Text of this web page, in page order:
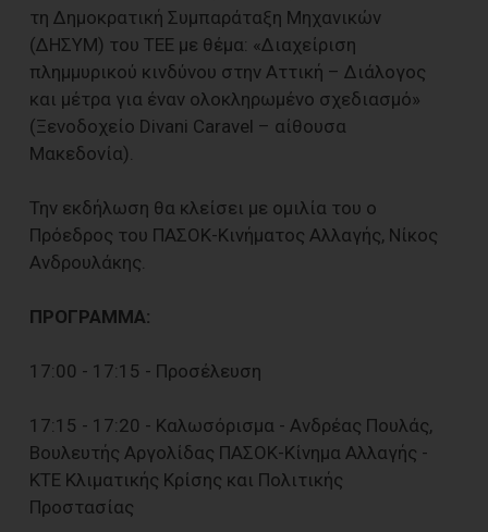
τη Δημοκρατική Συμπαράταξη Μηχανικών
(ΔΗΣΥΜ) του ΤΕΕ με θέμα: «Διαχείριση
πλημμυρικού κινδύνου στην Αττική – Διάλογος
και μέτρα για έναν ολοκληρωμένο σχεδιασμό»
(Ξενοδοχείο Divani Caravel – αίθουσα
Μακεδονία).
Την εκδήλωση θα κλείσει με ομιλία του ο
Πρόεδρος του ΠΑΣΟΚ-Κινήματος Αλλαγής, Νίκος
Ανδρουλάκης.
ΠΡΟΓΡΑΜΜΑ:
17:00 - 17:15 - Προσέλευση
17:15 - 17:20 - Καλωσόρισμα - Ανδρέας Πουλάς,
Βουλευτής Αργολίδας ΠΑΣΟΚ-Κίνημα Αλλαγής -
ΚΤΕ Κλιματικής Κρίσης και Πολιτικής
Προστασίας